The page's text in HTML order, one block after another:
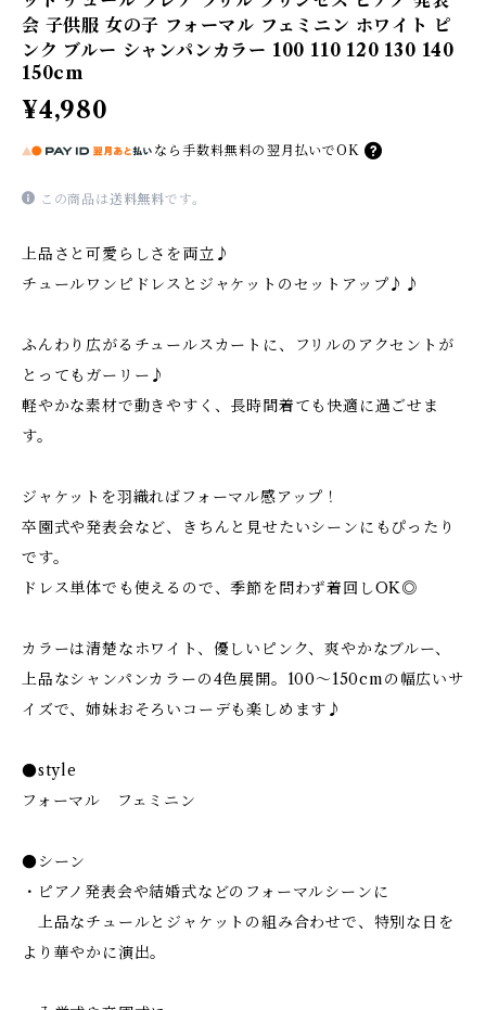
会 子供服 女の子 フォーマル フェミニン ホワイト ピ
ンク ブルー シャンパンカラー 100 110 120 130 140
150cm
¥4,980
なら 手数料無料の 翌月払いでOK
この商品は送料無料です。
上品さと可愛らしさを両立♪
チュールワンピドレスとジャケットのセットアップ♪♪
ふんわり広がるチュールスカートに、フリルのアクセントが
とってもガーリー♪
軽やかな素材で動きやすく、長時間着ても快適に過ごせま
す。
ジャケットを羽織ればフォーマル感アップ！
卒園式や発表会など、きちんと見せたいシーンにもぴったり
です。
ドレス単体でも使えるので、季節を問わず着回しOK◎
カラーは清楚なホワイト、優しいピンク、爽やかなブルー、
上品なシャンパンカラーの4色展開。100〜150cmの幅広いサ
イズで、姉妹おそろいコーデも楽しめます♪
●style
フォーマル フェミニン
●シーン
・ピアノ発表会や結婚式などのフォーマルシーンに
上品なチュールとジャケットの組み合わせで、特別な日を
より華やかに演出。